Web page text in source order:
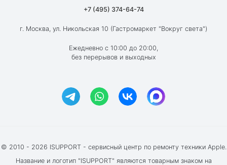
Ремонт AirPods
Вакансии
Акции и скидки
+7 (495) 374-64-74
г. Москва, ул. Никольская 10 (Гастромаркет "Вокруг света")
Ежедневно с 10:00 до 20:00,
без перерывов и выходных
© 2010 - 2026 ISUPPORT - сервисный центр по ремонту техники Apple.
Название и логотип "ISUPPORT" являются товарным знаком на